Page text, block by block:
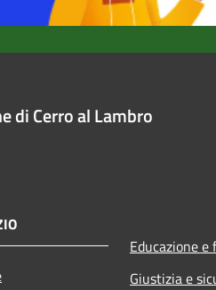
di Cerro al Lambro
Educazione e
Giustizia e